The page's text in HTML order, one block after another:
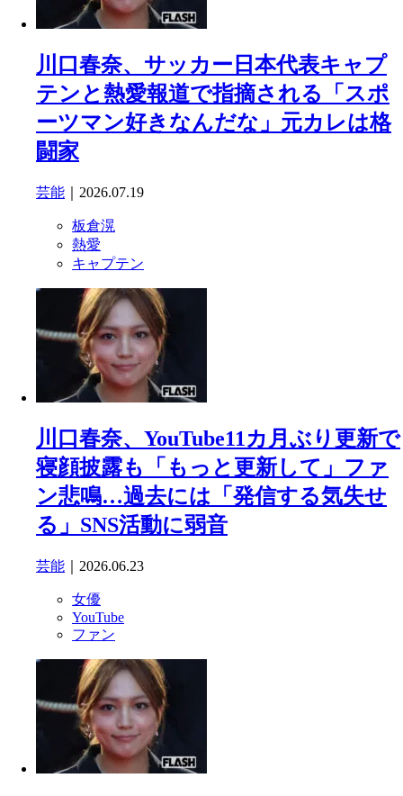
川口春奈、サッカー日本代表キャプ
テンと熱愛報道で指摘される「スポ
ーツマン好きなんだな」元カレは格
闘家
芸能 ｜2026.07.19
板倉滉
熱愛
キャプテン
川口春奈、YouTube11カ月ぶり更新で
寝顔披露も「もっと更新して」ファ
ン悲鳴…過去には「発信する気失せ
る」SNS活動に弱音
芸能 ｜2026.06.23
女優
YouTube
ファン